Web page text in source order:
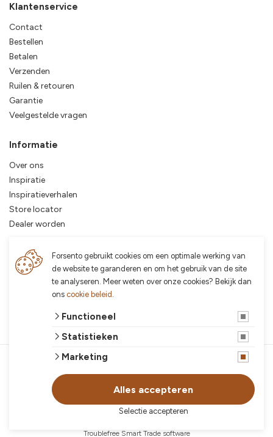
Klantenservice
Contact
Bestellen
Betalen
Verzenden
Ruilen & retouren
Garantie
Veelgestelde vragen
Informatie
Over ons
Inspiratie
Inspiratieverhalen
Store locator
Dealer worden
Plantenbakken op functie
Plantenbakken op poten
Plantenbakken op wielen
Plantenbak als afscheiding
algemene voorwaarden
privacy verklaring
Troublefree Smart Trade software
Forsento gebruikt cookies om een optimale werking van
de website te garanderen en om het gebruik van de site
te analyseren. Meer weten over onze cookies? Bekijk dan
ons cookie beleid .
Functioneel
Statistieken
Marketing
Selectie accepteren
Alles accepteren